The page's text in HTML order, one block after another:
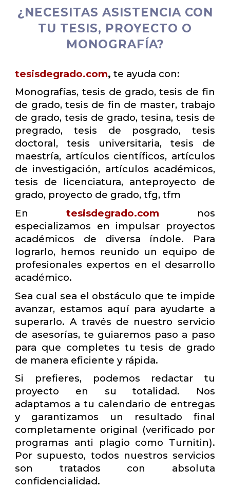
¿NECESITAS ASISTENCIA CON
TU TESIS, PROYECTO O
MONOGRAFÍA?
tesisdegrado.com, te ayuda con:
Monografías, tesis de grado, tesis de fin
de grado, tesis de fin de master, trabajo
de grado, tesis de grado, tesina, tesis de
pregrado, tesis de posgrado, tesis
doctoral, tesis universitaria, tesis de
maestría, artículos científicos, artículos
de investigación, artículos académicos,
tesis de licenciatura, anteproyecto de
grado, proyecto de grado, tfg, tfm
En tesisdegrado.com nos
especializamos en impulsar proyectos
académicos de diversa índole. Para
lograrlo, hemos reunido un equipo de
profesionales expertos en el desarrollo
académico.
Sea cual sea el obstáculo que te impide
avanzar, estamos aquí para ayudarte a
superarlo. A través de nuestro servicio
de asesorías, te guiaremos paso a paso
para que completes tu tesis de grado
de manera eficiente y rápida.
Si prefieres, podemos redactar tu
proyecto en su totalidad. Nos
adaptamos a tu calendario de entregas
y garantizamos un resultado final
completamente original (verificado por
programas anti plagio como Turnitin).
Por supuesto, todos nuestros servicios
son tratados con absoluta
confidencialidad.